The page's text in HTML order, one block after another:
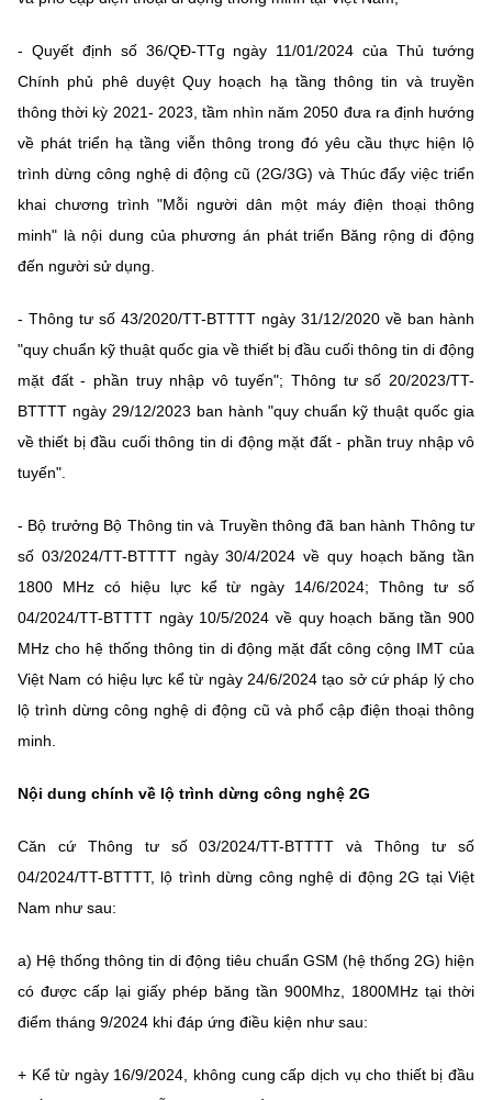
Tin địa phương
Sở hữu trí tuệ
Tiêu chuẩn, đo lường, chất lượng
Năng lượng nguyên tử
Infographic
Voice
Chọn ngôn ngữ
BỘ KHOA HỌC VÀ CÔNG NGHỆ
MINISTRY OF SCIENCE AND TECHNOLOGY
Cơ quan chủ quản: Bộ Khoa học và Công nghệ (MST)
Chịu trách nhiệm nội dung: Nguyễn Thị Hải Hằng
Giám đốc Trung tâm Truyền thông Khoa học và Công nghệ.
Địa chỉ: Ban Biên tập Cổng TTĐT - 18 Nguyễn Du, TP. Hà Nội
Điện thoại: 024 3936 9506
Email:stc@mst.gov.vn
©2026 Bản quyền thuộc Bộ Khoa Học và Công Nghệ
website này)
- Quyết định số 36/QĐ-TTg ngày 11/01/2024 của Thủ tướng
Chính phủ phê duyệt Quy hoạch hạ tầng thông tin và truyền
thông thời kỳ 2021- 2023, tầm nhìn năm 2050 đưa ra định hướng
về phát triển hạ tầng viễn thông trong đó yêu cầu thực hiện lộ
trình dừng công nghệ di động cũ (2G/3G) và Thúc đẩy việc triển
khai chương trình "Mỗi người dân một máy điện thoại thông
minh" là nội dung của phương án phát triển Băng rộng di động
đến người sử dụng.
- Thông tư số 43/2020/TT-BTTTT ngày 31/12/2020 về ban hành
"quy chuẩn kỹ thuật quốc gia về thiết bị đầu cuối thông tin di động
mặt đất - phần truy nhập vô tuyến";Thông tưsố 20/2023/TT-
BTTTT ngày 29/12/2023 ban hành "quy chuẩn kỹ thuật quốc gia
về thiết bị đầu cuối thông tin di động mặt đất - phần truy nhập vô
tuyến".
- Bộ trưởng Bộ Thông tin và Truyền thông đã ban hành Thông tư
số 03/2024/TT-BTTTT ngày 30/4/2024 về quy hoạch băng tần
1800 MHz có hiệu lực kể từ ngày 14/6/2024; Thông tư số
04/2024/TT-BTTTT ngày 10/5/2024 về quy hoạch băng tần 900
MHz cho hệ thống thông tin di động mặt đất công cộng IMT của
Việt Nam có hiệu lực kể từ ngày 24/6/2024 tạo sở cứ pháp lý cho
lộ trình dừng công nghệ di động cũ và phổ cập điện thoại thông
minh.
Nội dung chính về lộ trình dừng công nghệ 2G
Căn cứ Thông tư số 03/2024/TT-BTTTT và Thông tư số
04/2024/TT-BTTTT, lộ trình dừng công nghệ di động 2G tại Việt
Nam như sau:
a) Hệ thống thông tin di động tiêu chuẩn GSM (hệ thống 2G) hiện
có được cấp lại giấy phép băng tần 900Mhz, 1800MHz tại thời
điểm tháng 9/2024 khi đáp ứng điều kiện như sau:
+ Kể từ ngày 16/9/2024, không cung cấp dịch vụ cho thiết bị đầu